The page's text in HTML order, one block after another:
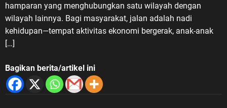
hamparan yang menghubungkan satu wilayah dengan
wilayah lainnya. Bagi masyarakat, jalan adalah nadi
kehidupan—tempat aktivitas ekonomi bergerak, anak-anak
[…]
Bagikan berita/artikel ini